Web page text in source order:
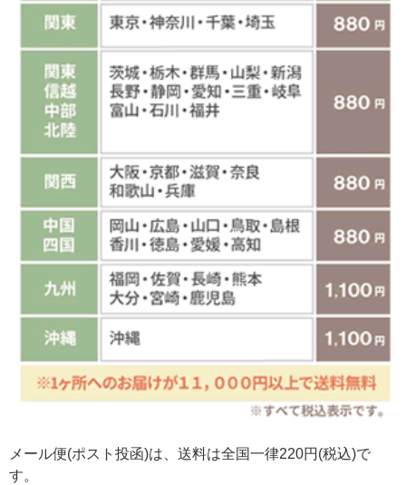
メール便(ポスト投函)は、送料は全国一律220円(税込)で
す。